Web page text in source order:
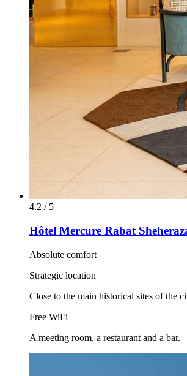
4.2 / 5
Hôtel Mercure Rabat
Absolute comfort
Strategic location
Close to the main historical sites of the
Free WiFi
A meeting room, a restaurant and a bar.